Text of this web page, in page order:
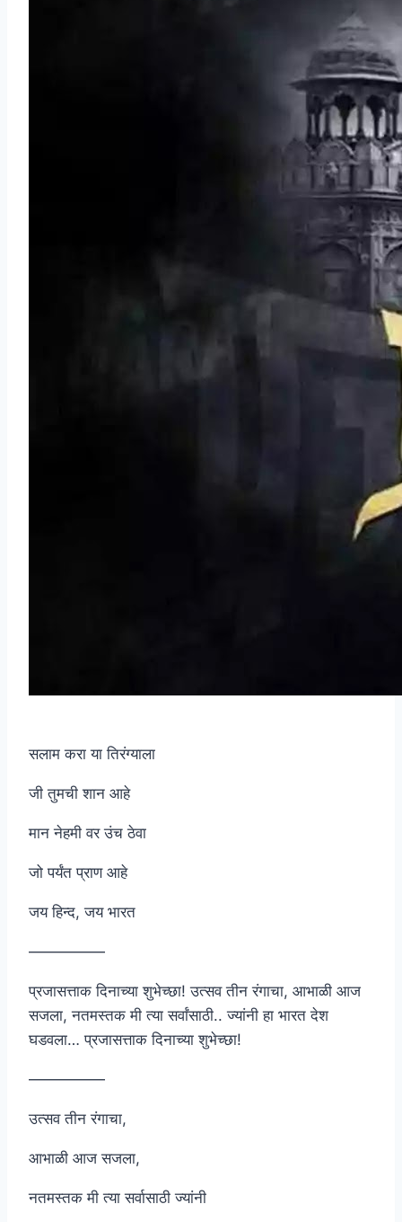
सलाम करा या तिरंग्याला
जी तुमची शान आहे
मान नेहमी वर उंच ठेवा
जो पर्यंत प्राण आहे
जय हिन्द, जय भारत
—————
प्रजासत्ताक दिनाच्या शुभेच्छा! उत्सव तीन रंगाचा, आभाळी आज
सजला, नतमस्तक मी त्या सर्वांसाठी.. ज्यांनी हा भारत देश
घडवला… प्रजासत्ताक दिनाच्या शुभेच्छा!
—————
उत्सव तीन रंगाचा,
आभाळी आज सजला,
नतमस्तक मी त्या सर्वासाठी ज्यांनी